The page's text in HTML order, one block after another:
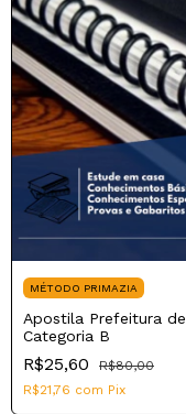
MÉTODO PRIMAZIA
Apostila Prefeitura
Categoria B
R$25,60
R$80,00
R$21,76 com Pix